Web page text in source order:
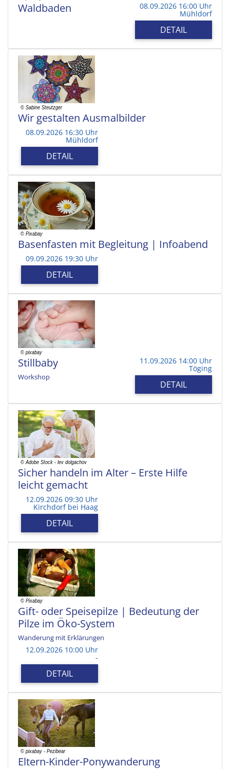
Waldbaden 08.09.2026 16:00 Uhr
Mühldorf
DETAIL
Wir gestalten Ausmalbilder
08.09.2026 16:30 Uhr
Mühldorf
DETAIL
Basenfasten mit Begleitung | Infoabend
09.09.2026 19:30 Uhr
DETAIL
Stillbaby
Workshop
11.09.2026 14:00 Uhr
Töging
DETAIL
Sicher handeln im Alter – Erste Hilfe
leicht gemacht
12.09.2026 09:30 Uhr
Kirchdorf bei Haag
DETAIL
Gift- oder Speisepilze | Bedeutung der
Pilze im Öko-System
Wanderung mit Erklärungen
12.09.2026 10:00 Uhr
-
DETAIL
Eltern-Kinder-Ponywanderung